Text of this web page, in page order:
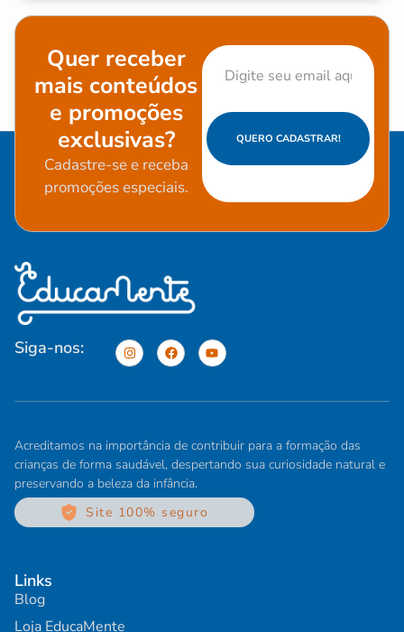
Quer receber
mais conteúdos
e promoções
exclusivas?
Cadastre-se e receba
promoções especiais.
QUERO CADASTRAR!
Siga-nos:
Acreditamos na importância de contribuir para a formação das
crianças de forma saudável, despertando sua curiosidade natural e
preservando a beleza da infância.
Site 100% seguro
Links
Blog
Loja EducaMente